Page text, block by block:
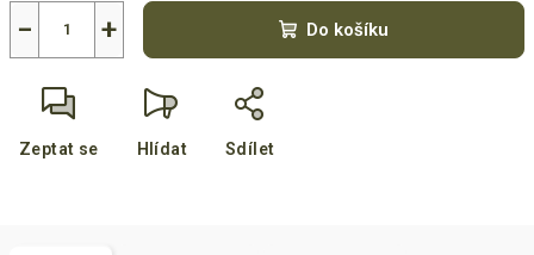
+
− Do košíku
Zeptat se Hlídat Sdílet